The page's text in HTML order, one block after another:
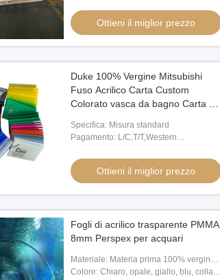
Ottieni il miglior prezzo
Duke 100% Vergine Mitsubishi
Fuso Acrilico Carta Custom
Colorato vasca da bagno Carta di
5mm Taglio MMA
Specifica: Misura standard
Pagamento: L/C,T/T,Western
Ottieni il miglior prezzo
Fogli di acrilico trasparente PMMA
8mm Perspex per acquari
Materiale: Materia prima 100% vergine
Mitsubishi
Colore: Chiaro, opale, giallo, blu, colla,